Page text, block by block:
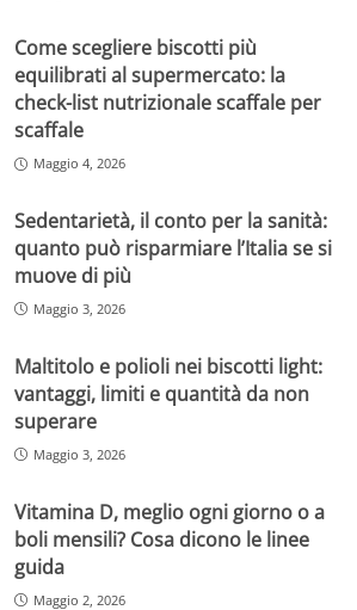
Come scegliere biscotti più
equilibrati al supermercato: la
check-list nutrizionale scaffale per
scaffale
Maggio 4, 2026
Sedentarietà, il conto per la sanità:
quanto può risparmiare l’Italia se si
muove di più
Maggio 3, 2026
Maltitolo e polioli nei biscotti light:
vantaggi, limiti e quantità da non
superare
Maggio 3, 2026
Vitamina D, meglio ogni giorno o a
boli mensili? Cosa dicono le linee
guida
Maggio 2, 2026